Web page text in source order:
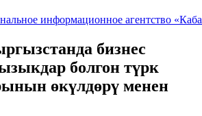
бизнес
болгон түрк
өкүлдөрү менен